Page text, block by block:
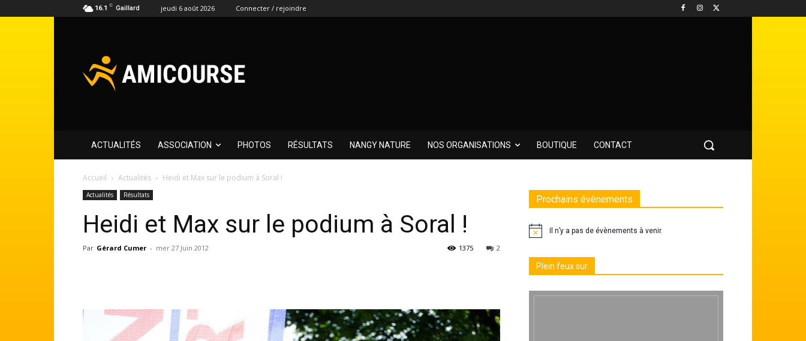
16.1 C Gaillard jeudi 6 août 2026 Connecter / rejoindre
ACTUALITÉS ASSOCIATION PHOTOS RÉSULTATS NANGY NATURE NOS ORGANISATIONS BOUTIQUE CONTACT
Accueil Actualités Heidi et Max sur le podium à Soral !
Actualités Résultats
Heidi et Max sur le podium à Soral !
Par Gérard Cumer - mer 27 Juin 2012 2
1375
Prochains évènements
Il n’y a pas de évènements à venir.
Plein feux sur